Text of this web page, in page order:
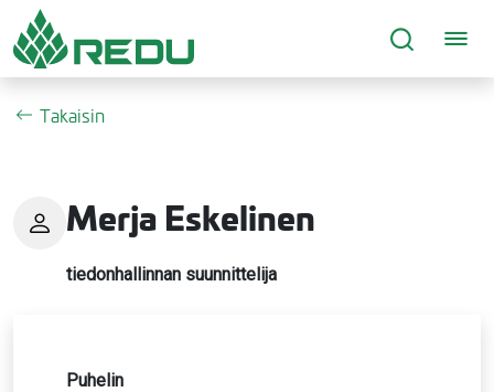
Siirry sivusisältöön
Takaisin
Merja Eskelinen
tiedonhallinnan suunnittelija
Puhelin